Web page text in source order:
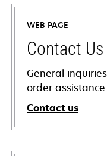
WEB PAGE
Contact Us
General
order assistance.
Contact us